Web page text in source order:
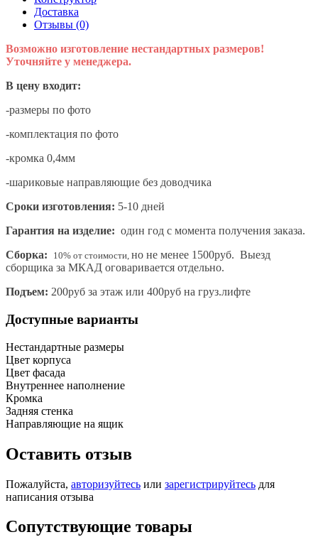
Доставка
Отзывы (0)
Возможно изготовление нестандартных размеров!
Уточняйте у менеджера.
В цену входит:
-размеры по фото
-комплектация по фото
-кромка 0,4мм
-шариковые направляющие без доводчика
Сроки изготовления: 5-10 дней
Гарантия на изделие: один год с момента получения заказа.
Сборка:
10% от стоимости, но не менее 1500руб. Выезд
сборщика за МКАД оговаривается отдельно.
Подъем: 200руб за этаж или 400руб на груз.лифте
Доступные варианты
Нестандартные размеры
Цвет корпуса
Цвет фасада
Внутреннее наполнение
Кромка
Задняя стенка
Направляющие на ящик
Оставить отзыв
Пожалуйста, авторизуйтесь или зарегистрируйтесь для
написания отзыва
Сопутствующие товары